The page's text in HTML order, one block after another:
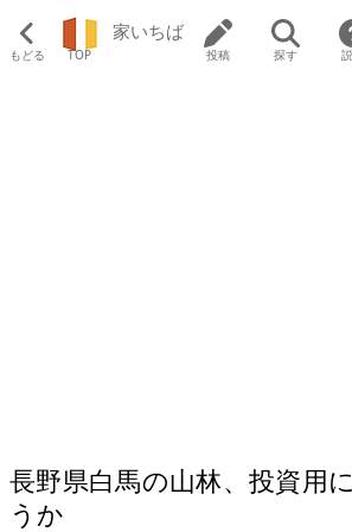
もどる TOP
家いちば
投稿 探す
長野県白馬の山林、投資用
うか